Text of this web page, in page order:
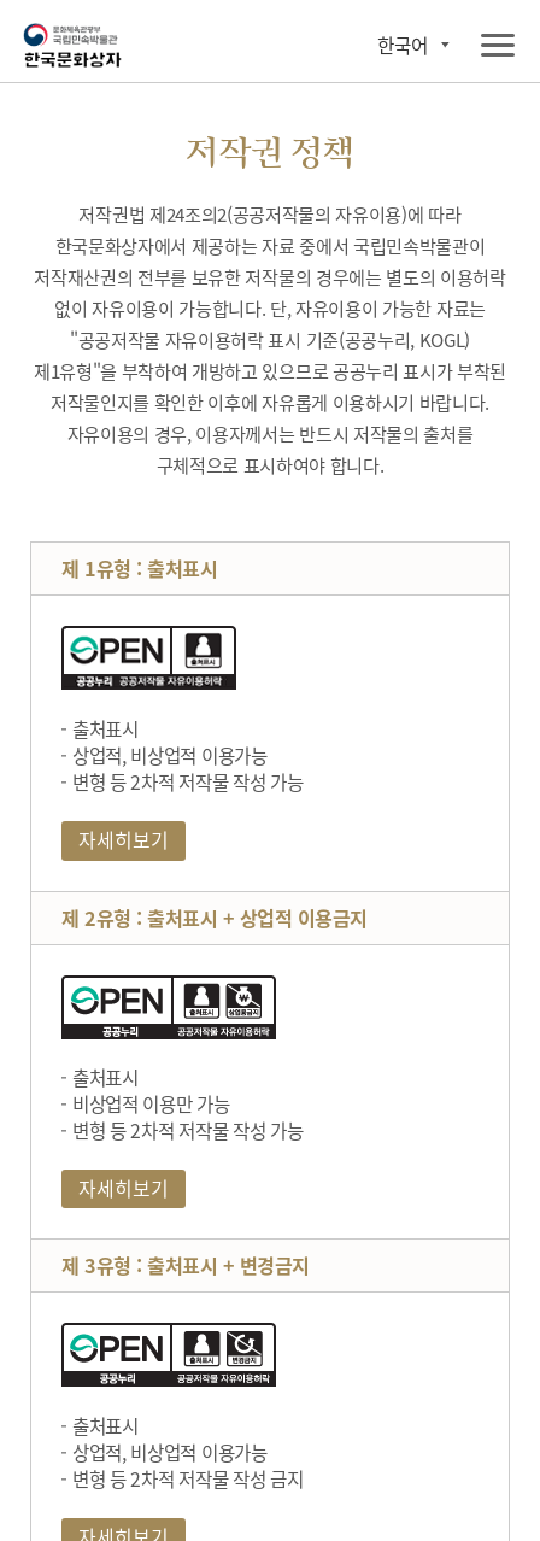
한국어
저작권 정책
저작권법 제24조의2(공공저작물의 자유이용)에 따라
한국문화상자에서 제공하는 자료 중에서 국립민속박물관이
저작재산권의 전부를 보유한 저작물의 경우에는 별도의 이용허락
없이 자유이용이 가능합니다. 단, 자유이용이 가능한 자료는
"공공저작물 자유이용허락 표시 기준(공공누리, KOGL)
제1유형"을 부착하여 개방하고 있으므로 공공누리 표시가 부착된
저작물인지를 확인한 이후에 자유롭게 이용하시기 바랍니다.
자유이용의 경우, 이용자께서는 반드시 저작물의 출처를
구체적으로 표시하여야 합니다.
제 1유형 : 출처표시
출처표시
상업적, 비상업적 이용가능
변형 등 2차적 저작물 작성 가능
자세히보기
제 2유형 : 출처표시 + 상업적 이용금지
출처표시
비상업적 이용만 가능
변형 등 2차적 저작물 작성 가능
자세히보기
제 3유형 : 출처표시 + 변경금지
출처표시
상업적, 비상업적 이용가능
변형 등 2차적 저작물 작성 금지